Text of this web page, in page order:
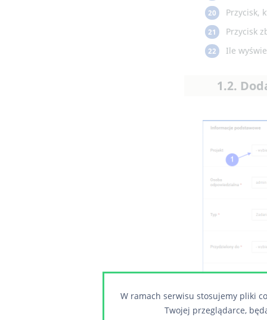
20 Przycisk,
21 Przycisk
22 Ile
1.2.
W ramach serwisu stosujemy pliki
Twojej przeglądarce,